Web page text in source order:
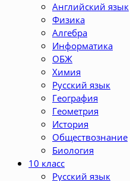
Английский язык
Физика
Алгебра
Информатика
ОБЖ
Химия
Русский язык
География
Геометрия
История
Обществознание
Биология
10 класс
Русский язык